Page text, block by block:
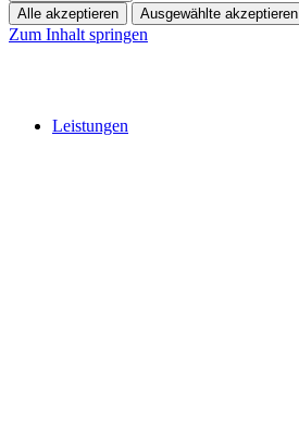
Alle akzeptieren
Ausgewählte akzeptieren
Zum Inhalt springen
Leistungen